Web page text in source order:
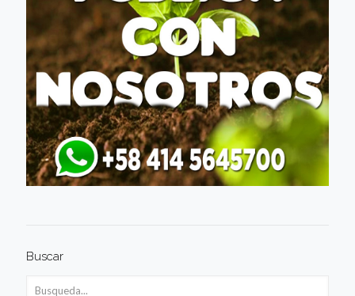
Buscar